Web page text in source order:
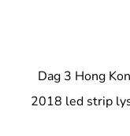
Dag 3 Hong
2018 led strip